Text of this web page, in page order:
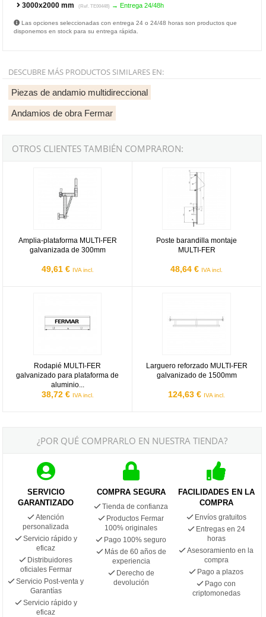
3000x2000 mm (Ref. TE00448) → Entrega 24/48h
Las opciones seleccionadas con entrega 24 o 24/48 horas son productos que
disponemos en stock para su entrega rápida.
DESCUBRE MÁS PRODUCTOS SIMILARES EN:
Piezas de andamio multidireccional
Andamios de obra Fermar
OTROS CLIENTES TAMBIÉN COMPRARON:
Amplia-plataforma MULTI-FER
galvanizada de 300mm
49,61 € IVA incl.
Amplia-plataforma MULTI-FER galvanizada de 300mm
Poste barandilla montaje
MULTI-FER
48,64 € IVA incl.
Poste barandilla montaje MULTI-
Rodapié MULTI-FER
galvanizado para plataforma de
aluminio...
38,72 € IVA incl.
Larguero reforzado MULTI-FER
galvanizado de 1500mm
124,63 € IVA incl.
¿POR QUÉ COMPRARLO EN NUESTRA TIENDA?
SERVICIO
GARANTIZADO
Atención
personalizada
Servicio rápido y
eficaz
Distribuidores
oficiales Fermar
Servicio Post-venta y
Garantías
Servicio rápido y
eficaz
COMPRA SEGURA
Tienda de confianza
Productos Fermar
100% originales
Pago 100% seguro
Más de 60 años de
experiencia
Derecho de
devolución
FACILIDADES EN LA
COMPRA
Envíos gratuitos
Entregas en 24
horas
Asesoramiento en la
compra
Pago a plazos
Pago con
criptomonedas